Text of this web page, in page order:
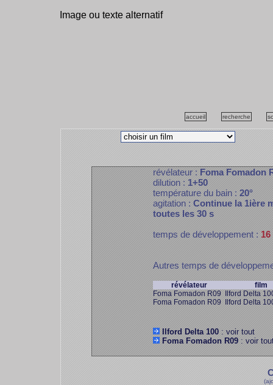
Image ou texte alternatif
accueil recherche
révélateur :Foma Fomadon
dilution :1+50
température du bain :20°
agitation :Continue la 1ière
toutes les 30 s
temps de développement :16
Autres temps de
révélateur
film
Foma Fomadon R09 Ilford Delta
Foma Fomadon R09 Ilford Delta
Ilford Delta 100: voir tout
Foma Fomadon R09: voir